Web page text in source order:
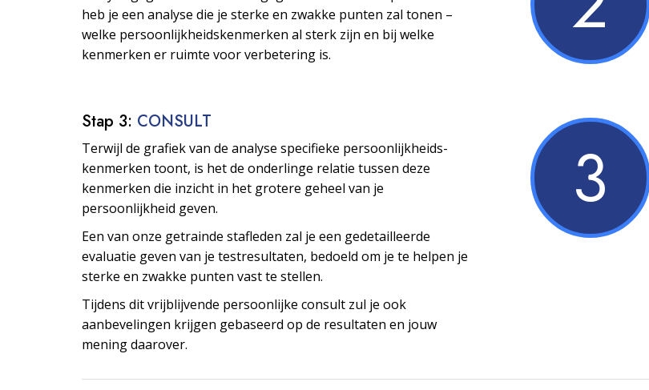
heb je een analyse die je sterke en zwakke punten zal tonen –
welke persoonlijkheids­kenmerken al sterk zijn en bij welke
kenmerken er ruimte voor verbetering is.
Stap 3: CONSULT
Terwijl de grafiek van de analyse specifieke persoonlijkheids­
kenmerken toont, is het de onderlinge relatie tussen deze
kenmerken die inzicht in het grotere geheel van je
persoonlijkheid geven.
Een van onze getrainde stafleden zal je een gedetailleerde
evaluatie geven van je testresultaten, bedoeld om je te helpen je
sterke en zwakke punten vast te stellen.
Tijdens dit vrijblijvende persoonlijke consult zul je ook
aanbevelingen krijgen gebaseerd op de resultaten en jouw
mening daarover.
3